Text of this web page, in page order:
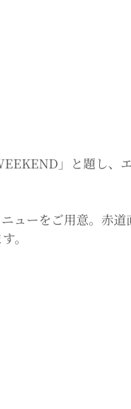
」と題し、
ューをご用意。赤道
。